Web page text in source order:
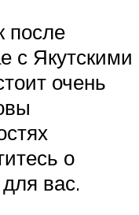
после
с Якутскими
очень
о
вас.